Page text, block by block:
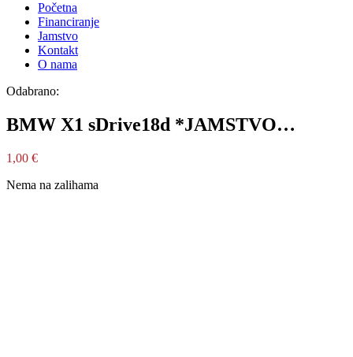
Početna
Financiranje
Jamstvo
Kontakt
O nama
Odabrano:
BMW X1 sDrive18d *JAMSTVO…
1,00 €
Nema na zalihama